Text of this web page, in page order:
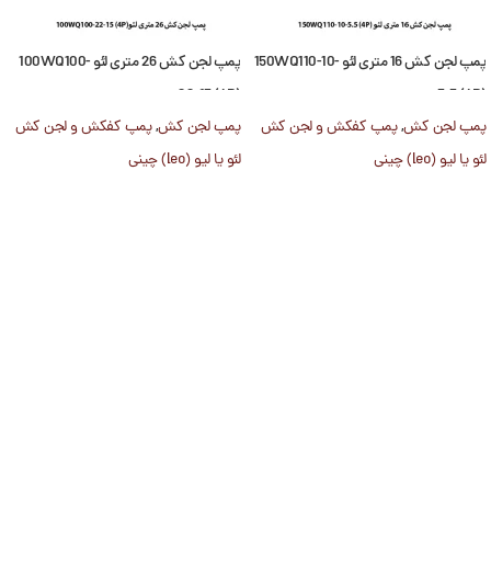
پمپ لجن کش 16 متری لئو 150WQ110-10-
5.5 (4P)
پمپ لجن کش,پمپ کفکش و لجن کش
لئو یا لیو (leo) چینی
پمپ لجن کش 26 متری لئو 100WQ100-
22-15 (4P)
پمپ لجن کش,پمپ کفکش و لجن کش
لئو یا لیو (leo) چینی